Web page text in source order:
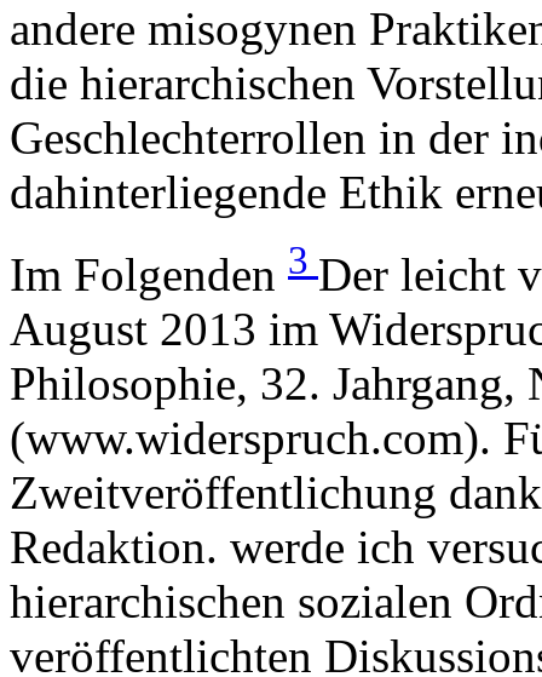
andere misogynen
die hierarchischen
Geschlechterrollen in der
dahinterliegende Ethik
Im Folgenden 3 Der leicht
August 2013 im
Philosophie, 32. Jahrgang,
(www.widerspruch.com).
Zweitveröffentlichung
Redaktion. werde ich
hierarchischen sozialen
veröffentlichten